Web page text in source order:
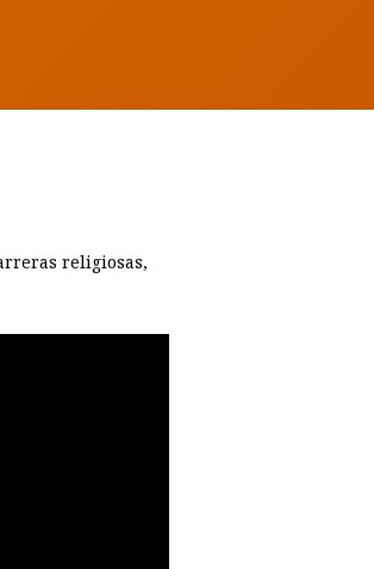
religiosas,